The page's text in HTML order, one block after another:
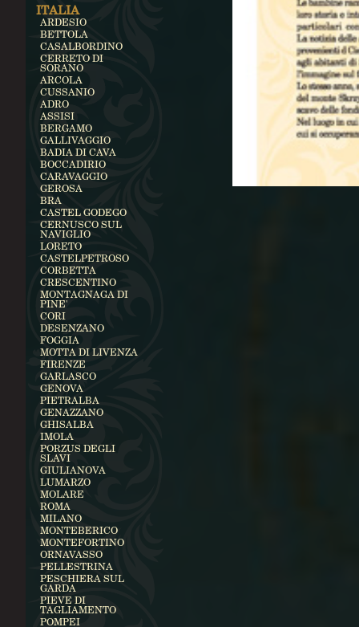
ITALIA
ARDESIO
BETTOLA
CASALBORDINO
CERRETO DI
SORANO
ARCOLA
CUSSANIO
ADRO
ASSISI
BERGAMO
GALLIVAGGIO
BADIA DI CAVA
BOCCADIRIO
CARAVAGGIO
GEROSA
BRA
CASTEL GODEGO
CERNUSCO SUL
NAVIGLIO
LORETO
CASTELPETROSO
CORBETTA
CRESCENTINO
MONTAGNAGA DI
PINE'
CORI
DESENZANO
FOGGIA
MOTTA DI LIVENZA
FIRENZE
GARLASCO
GENOVA
PIETRALBA
GENAZZANO
GHISALBA
IMOLA
PORZUS DEGLI
SLAVI
GIULIANOVA
LUMARZO
MOLARE
ROMA
MILANO
MONTEBERICO
MONTEFORTINO
ORNAVASSO
PELLESTRINA
PESCHIERA SUL
GARDA
PIEVE DI
TAGLIAMENTO
POMPEI